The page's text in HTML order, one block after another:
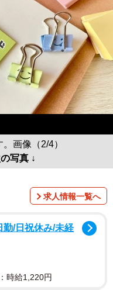
画像（2/4）
写真 ↓
求人情報一覧へ
勤/日祝休み/未経
時給1,220円